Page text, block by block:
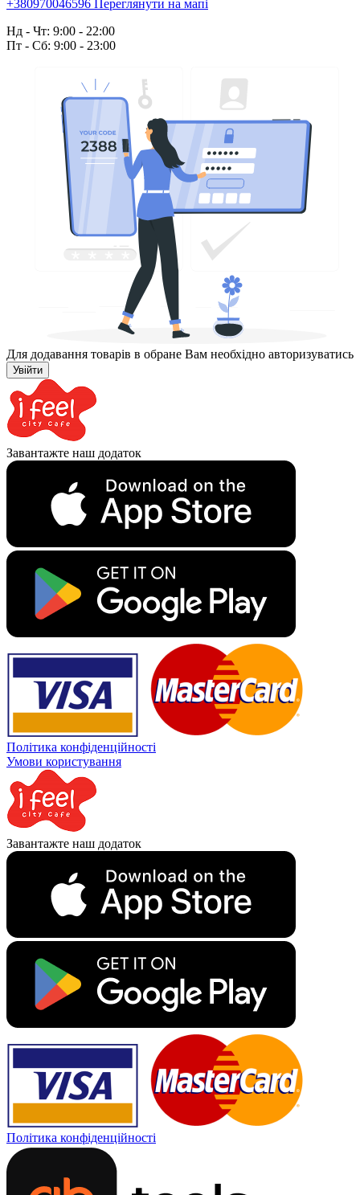
+380970046596
Переглянути на мапі
Нд - Чт: 9:00 - 22:00
Пт - Сб: 9:00 - 23:00
Для додавання товарів в обране Вам необхідно авторизуватись
Увійти
Завантажте наш додаток
Політика конфіденційності
Умови користування
Завантажте наш додаток
Політика конфіденційності